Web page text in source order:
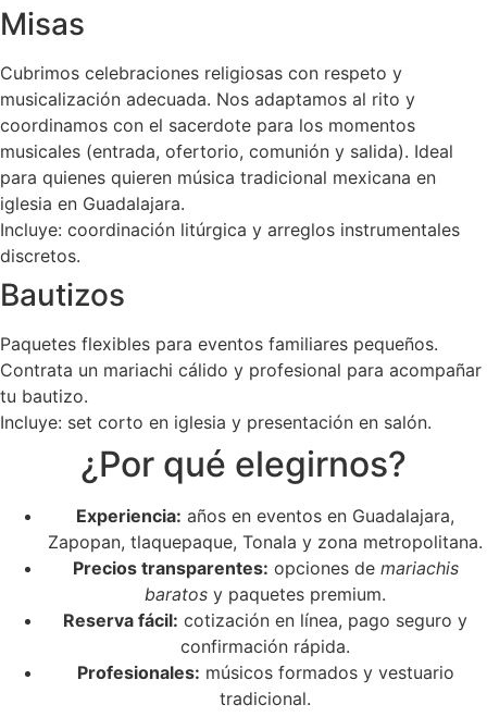
Misas
Cubrimos celebraciones religiosas con respeto y
musicalización adecuada. Nos adaptamos al rito y
coordinamos con el sacerdote para los momentos
musicales (entrada, ofertorio, comunión y salida). Ideal
para quienes quieren música tradicional mexicana en
iglesia en Guadalajara.
Incluye: coordinación litúrgica y arreglos instrumentales
discretos.
Bautizos
Paquetes flexibles para eventos familiares pequeños.
Contrata un mariachi cálido y profesional para acompañar
tu bautizo.
Incluye: set corto en iglesia y presentación en salón.
¿Por qué elegirnos?
Experiencia: años en eventos en Guadalajara,
Zapopan, tlaquepaque, Tonala y zona metropolitana.
Precios transparentes: opciones de mariachis
baratos y paquetes premium.
Reserva fácil: cotización en línea, pago seguro y
confirmación rápida.
Profesionales: músicos formados y vestuario
tradicional.